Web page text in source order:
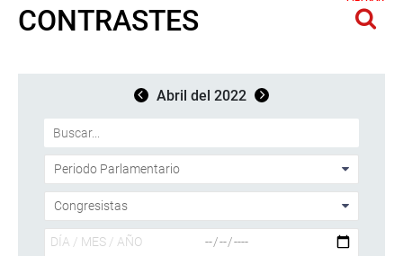
CONTRASTES
Abril del 2022